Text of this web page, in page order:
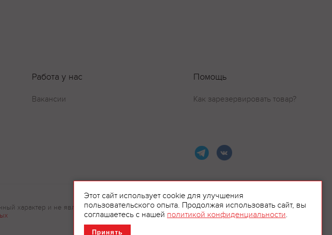
Работа у нас
Вакансии
Помощь
Как зарезервировать товар?
характер и не являются рекламой.
Этот сайт использует cookie для улучшения
пользовательского опыта. Продолжая использовать сайт, вы
соглашаетесь с нашей политикой конфиденциальности.
Принять